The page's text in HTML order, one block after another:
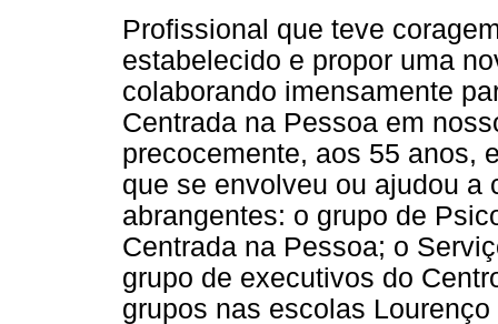
Profissional que teve
estabelecido e propor uma
colaborando imensamente
Centrada na Pessoa em
precocemente, aos 55 anos,
que se envolveu ou ajudou a
abrangentes: o grupo de
Centrada na Pessoa; o
grupo de executivos do
grupos nas escolas